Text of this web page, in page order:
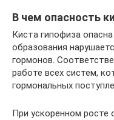
В чем опасность
Киста гипофиза
образования
гормонов.
работе всех систем,
гормональных
При ускоренном росте